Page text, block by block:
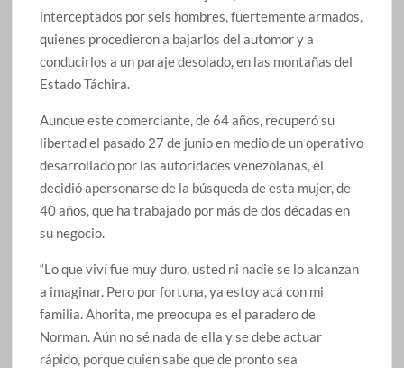
interceptados por seis hombres, fuertemente armados,
quienes procedieron a bajarlos del automor y a
conducirlos a un paraje desolado, en las montañas del
Estado Táchira.
Aunque este comerciante, de 64 años, recuperó su
libertad el pasado 27 de junio en medio de un operativo
desarrollado por las autoridades venezolanas, él
decidió apersonarse de la búsqueda de esta mujer, de
40 años, que ha trabajado por más de dos décadas en
su negocio.
“Lo que viví fue muy duro, usted ni nadie se lo alcanzan
a imaginar. Pero por fortuna, ya estoy acá con mi
familia. Ahorita, me preocupa es el paradero de
Norman. Aún no sé nada de ella y se debe actuar
rápido, porque quien sabe que de pronto sea